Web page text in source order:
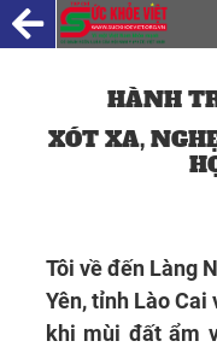
HÀNH
XÓT XA,
Tôi về đến Làng
Yên, tỉnh Lào
khi mùi đất ẩm